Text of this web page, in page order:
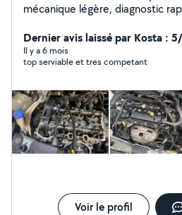
mécanique légère, diagnostic
en Île-de-France, offrant un
et adapté aux besoins de
en scooters électriques et
Disponible pour rendez-vous
Dernier avis laissé par Kosta :
Il y a 6 mois
top serviable et tres competant
Voir le profil